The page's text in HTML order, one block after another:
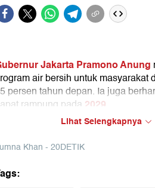
Jakarta Pramono Anung
air bersih untuk masyarakat
persen tahun depan. Ia juga
rampung pada 2029
Pramono juga menargetkan cakupan
mencapai angka 90 persen
apabila program tersebut
dengan 2,3 juta warga di
air bersih.
Lihat Selengkapnya
Khan - 20DETIK